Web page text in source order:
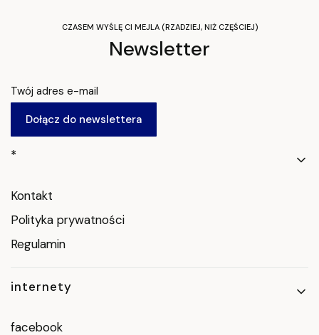
CZASEM WYŚLĘ CI MEJLA (RZADZIEJ, NIŻ CZĘŚCIEJ)
Newsletter
Twój adres e-mail
Dołącz do newslettera
Linki w stopce
*
Kontakt
Polityka prywatności
Regulamin
internety
facebook